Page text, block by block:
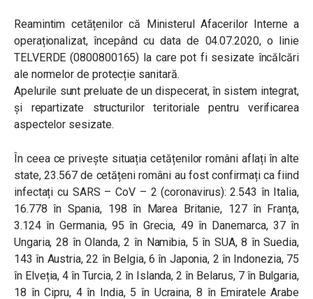
Reamintim cetățenilor că Ministerul Afacerilor Interne a
operaționalizat, începând cu data de 04.07.2020, o linie
TELVERDE (0800800165) la care pot fi sesizate încălcări
ale normelor de protecție sanitară.
Apelurile sunt preluate de un dispecerat, în sistem integrat,
și repartizate structurilor teritoriale pentru verificarea
aspectelor sesizate.
În ceea ce privește situația cetățenilor români aflați în alte
state, 23.567 de cetățeni români au fost confirmați ca fiind
infectați cu SARS – CoV – 2 (coronavirus): 2.543 în Italia,
16.778 în Spania, 198 în Marea Britanie, 127 în Franța,
3.124 în Germania, 95 în Grecia, 49 în Danemarca, 37 în
Ungaria, 28 în Olanda, 2 în Namibia, 5 în SUA, 8 în Suedia,
143 în Austria, 22 în Belgia, 6 în Japonia, 2 în Indonezia, 75
în Elveția, 4 în Turcia, 2 în Islanda, 2 în Belarus, 7 în Bulgaria,
18 în Cipru, 4 în India, 5 în Ucraina, 8 în Emiratele Arabe